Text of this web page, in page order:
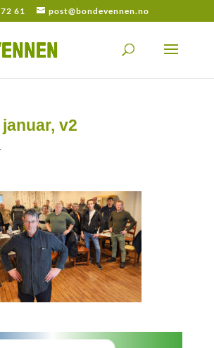
61 post@bondevennen.no
v2